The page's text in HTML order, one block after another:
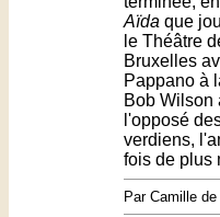
Aïda que
le Théâtre
Bruxelles
Pappano à
Bob Wilson
l'opposé
verdiens,
fois de plus
Par Camille